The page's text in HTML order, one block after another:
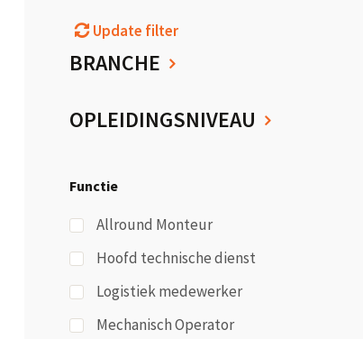
Update filter
BRANCHE
OPLEIDINGSNIVEAU
Functie
Allround Monteur
Hoofd technische dienst
Logistiek medewerker
Mechanisch Operator